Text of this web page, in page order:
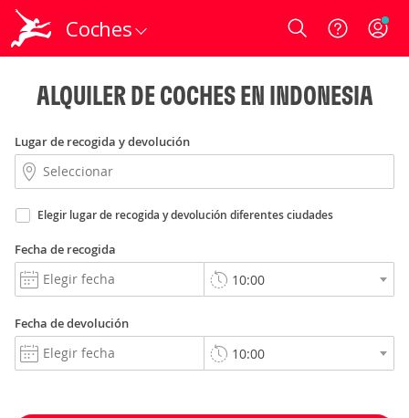
Coches Login
ALQUILER DE COCHES EN INDONESIA
Lugar de recogida y devolución
Elegir lugar de recogida y devolución diferentes ciudades
Fecha de recogida
Fecha de devolución